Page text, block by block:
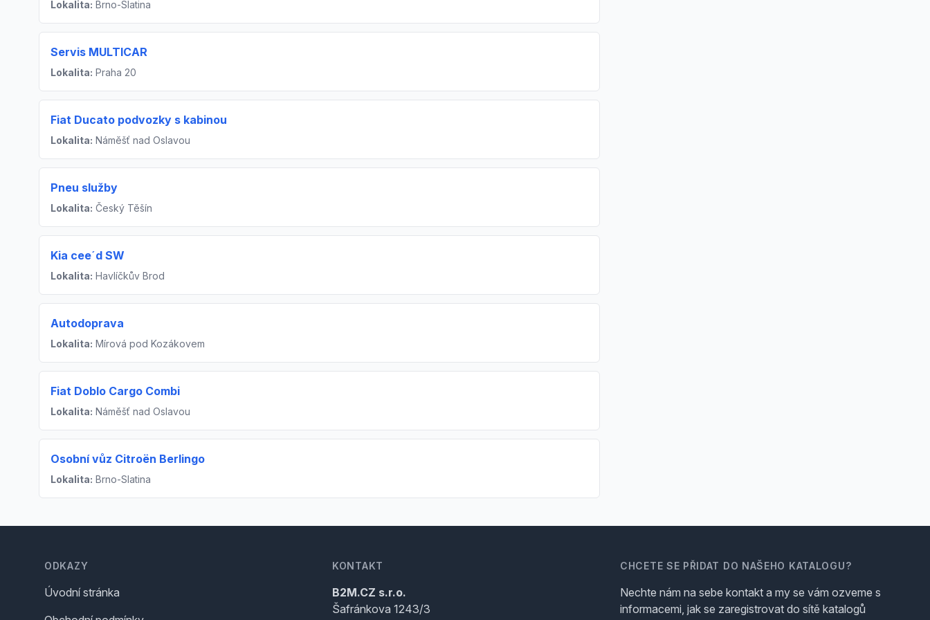
Lokalita: Brno-Slatina
Servis MULTICAR
Lokalita: Praha 20
Fiat Ducato podvozky s kabinou
Lokalita: Náměšť nad Oslavou
Pneu služby
Lokalita: Český Těšín
Kia cee´d SW
Lokalita: Havlíčkův Brod
Autodoprava
Lokalita: Mírová pod Kozákovem
Fiat Doblo Cargo Combi
Lokalita: Náměšť nad Oslavou
Osobní vůz Citroën Berlingo
Lokalita: Brno-Slatina
ODKAZY
Úvodní stránka
KONTAKT
B2M.CZ s.r.o.
Šafránkova 1243/3
CHCETE SE PŘIDAT DO NAŠEHO KATALOGU?
Nechte nám na sebe kontakt a my se vám ozveme s
informacemi, jak se zaregistrovat do sítě katalogů